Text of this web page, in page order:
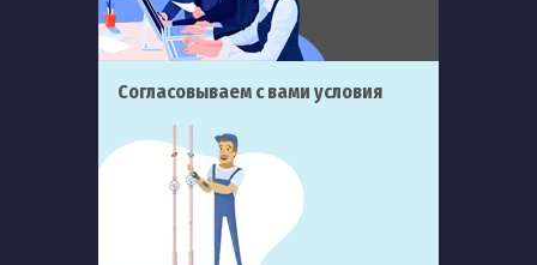
Согласовываем с вами условия